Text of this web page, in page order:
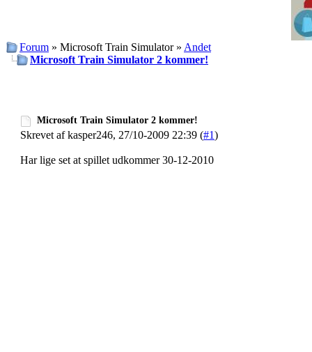
Forum » Microsoft Train Simulator » Andet
Microsoft Train Simulator 2 kommer!
Microsoft Train Simulator 2 kommer!
Skrevet af kasper246, 27/10-2009 22:39 (#1)
Har lige set at spillet udkommer 30-12-2010